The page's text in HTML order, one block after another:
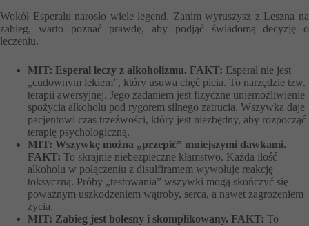
Wokół Esperalu narosło wiele legend. Zanim wyruszysz z Leszna na
zabieg, warto poznać prawdę, aby podjąć świadomą decyzję o
leczeniu.
MIT: Esperal leczy z alkoholizmu. FAKT: Esperal nie jest
„cudownym lekiem”, który usuwa chęć picia. To narzędzie tzw.
terapii awersyjnej. Jego zadaniem jest fizyczne uniemożliwienie
spożycia alkoholu pod rygorem silnego zatrucia. Wszywka daje
pacjentowi czas trzeźwości, który jest niezbędny, aby rozpocząć
terapię psychologiczną.
MIT: Wszywkę można „przepić” mniejszymi dawkami.
FAKT: To skrajnie niebezpieczne kłamstwo. Każda ilość
alkoholu w połączeniu z disulfiramem wywołuje reakcję
toksyczną. Próby „testowania” wszywki mogą skończyć się
poważnym uszkodzeniem wątroby, serca, a nawet zagrożeniem
życia.
MIT: Zabieg jest bolesny i skomplikowany. FAKT: To